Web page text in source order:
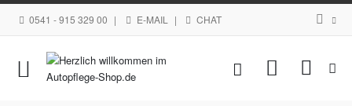
0541 - 915 329 00 | E-MAIL | CHAT
Navigation
umschalten
Mein